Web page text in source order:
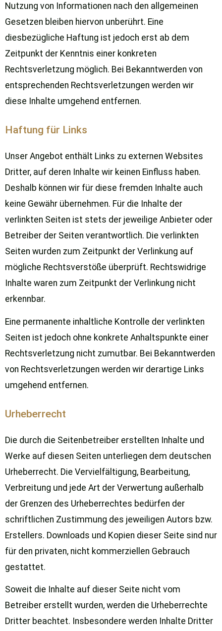
Nutzung von Informationen nach den allgemeinen
Gesetzen bleiben hiervon unberührt. Eine
diesbezügliche Haftung ist jedoch erst ab dem
Zeitpunkt der Kenntnis einer konkreten
Rechtsverletzung möglich. Bei Bekanntwerden von
entsprechenden Rechtsverletzungen werden wir
diese Inhalte umgehend entfernen.
Haftung für Links
Unser Angebot enthält Links zu externen Websites
Dritter, auf deren Inhalte wir keinen Einfluss haben.
Deshalb können wir für diese fremden Inhalte auch
keine Gewähr übernehmen. Für die Inhalte der
verlinkten Seiten ist stets der jeweilige Anbieter oder
Betreiber der Seiten verantwortlich. Die verlinkten
Seiten wurden zum Zeitpunkt der Verlinkung auf
mögliche Rechtsverstöße überprüft. Rechtswidrige
Inhalte waren zum Zeitpunkt der Verlinkung nicht
erkennbar.
Eine permanente inhaltliche Kontrolle der verlinkten
Seiten ist jedoch ohne konkrete Anhaltspunkte einer
Rechtsverletzung nicht zumutbar. Bei Bekanntwerden
von Rechtsverletzungen werden wir derartige Links
umgehend entfernen.
Urheberrecht
Die durch die Seitenbetreiber erstellten Inhalte und
Werke auf diesen Seiten unterliegen dem deutschen
Urheberrecht. Die Vervielfältigung, Bearbeitung,
Verbreitung und jede Art der Verwertung außerhalb
der Grenzen des Urheberrechtes bedürfen der
schriftlichen Zustimmung des jeweiligen Autors bzw.
Erstellers. Downloads und Kopien dieser Seite sind nur
für den privaten, nicht kommerziellen Gebrauch
gestattet.
Soweit die Inhalte auf dieser Seite nicht vom
Betreiber erstellt wurden, werden die Urheberrechte
Dritter beachtet. Insbesondere werden Inhalte Dritter